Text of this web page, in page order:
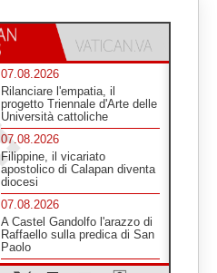
07.08.2026
Rilanciare l'empatia, il
progetto Triennale d'Arte delle
Università cattoliche
07.08.2026
Filippine, il vicariato
apostolico di Calapan diventa
diocesi
07.08.2026
A Castel Gandolfo l'arazzo di
Raffaello sulla predica di San
Paolo
07.08.2026